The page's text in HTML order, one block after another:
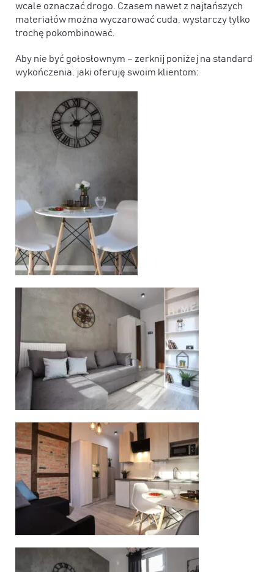
wcale oznaczać drogo. Czasem nawet z najtańszych
materiałów można wyczarować cuda, wystarczy tylko
trochę pokombinować.
Aby nie być gołosłownym – zerknij poniżej na standard
wykończenia, jaki oferuję swoim klientom: